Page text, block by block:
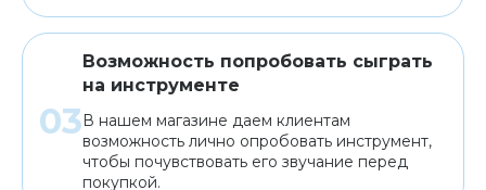
Возможность попробовать сыграть
на инструменте
В нашем магазине даем клиентам
возможность лично опробовать инструмент,
чтобы почувствовать его звучание перед
покупкой.